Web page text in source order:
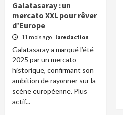
Galatasaray : un
mercato XXL pour rêver
d’Europe
11 mois ago laredaction
Galatasaray a marqué l’été
2025 par un mercato
historique, confirmant son
ambition de rayonner sur la
scène européenne. Plus
actif...